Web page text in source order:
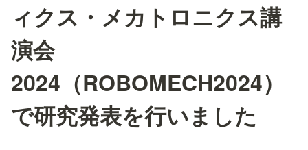
ィクス・メカトロニクス講
演会
2024（ROBOMECH2024）
で研究発表を行いました